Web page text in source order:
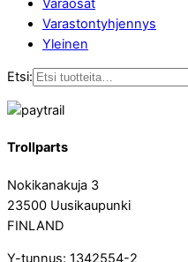
Varaosat
Varastontyhjennys
Yleinen
Etsi:
Trollparts
Nokikanakuja 3
23500 Uusikaupunki
FINLAND
Y-tunnus: 1342554-2